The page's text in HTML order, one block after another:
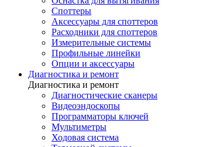
Споттеры
Аксессуары для споттеров
Расходники для споттеров
Измерительные системы
Профильные линейки
Опции и аксессуары
Диагностика и ремонт
Диагностика и ремонт
Диагностические сканеры
Видеоэндоскопы
Программаторы ключей
Мультиметры
Ходовая система